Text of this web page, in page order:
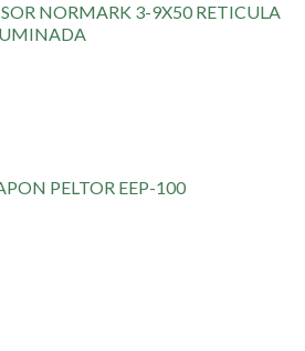
NORMARK 3-9X50 RETICULA
PELTOR EEP-100